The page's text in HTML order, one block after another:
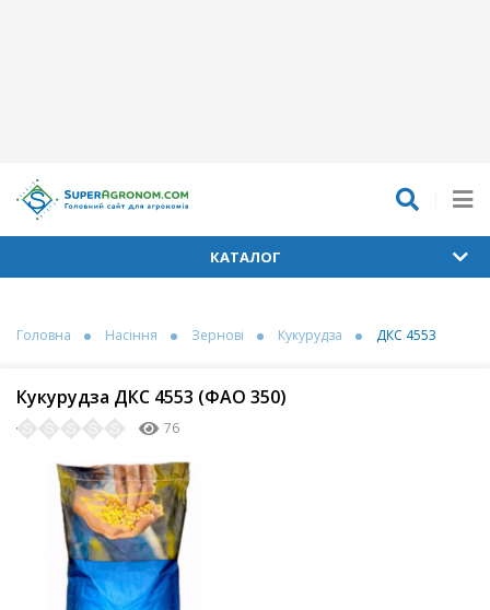
КАТАЛОГ
Головна Насіння Зернові Кукурудза ДКС 4553
Кукурудза ДКС 4553 (ФАО 350)
76